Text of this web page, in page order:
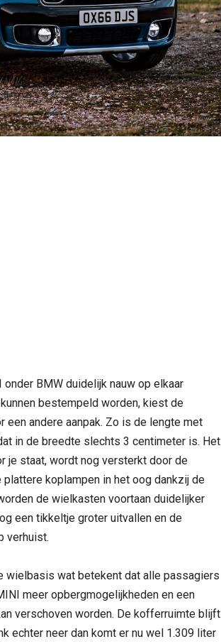
BMW duidelijk nauw op elkaar
bestempeld worden, kiest de
andere aanpak. Zo is de lengte met
in de breedte slechts 3 centimeter is. Het
je staat, wordt nog versterkt door de
koplampen in het oog dankzij de
de wielkasten voortaan duidelijker
een tikkeltje groter uitvallen en de
verhuist.
wielbasis wat betekent dat alle passagiers
meer opbergmogelijkheden en een
verschoven worden. De kofferruimte blijft
echter neer dan komt er nu wel 1.309 liter